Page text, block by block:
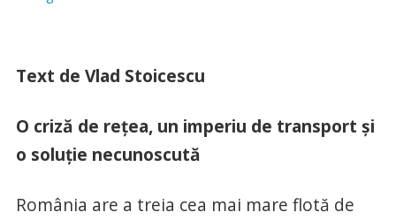
Text de Vlad Stoicescu
O criză de rețea, un imperiu de transport și
o soluție necunoscută
România are a treia cea mai mare flotă de